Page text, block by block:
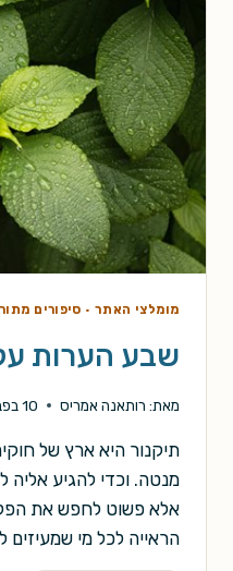
מומלצי האתר· סיפורים
שבע הערות
מאת: רותאנה אמריס 10 בפברואר 2020
תיקנור היא ארץ של
מנטה. וכדי להגיע אליה
אלא פשוט לחפש את
הראייה לכל מי שמעיזים